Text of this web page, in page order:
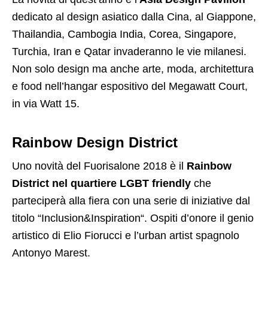
dedicato al design asiatico dalla Cina, al Giappone,
Thailandia, Cambogia India, Corea, Singapore,
Turchia, Iran e Qatar invaderanno le vie milanesi.
Non solo design ma anche arte, moda, architettura
e food nell’hangar espositivo del Megawatt Court,
in via Watt 15.
Rainbow Design District
Uno novità del Fuorisalone 2018 è il Rainbow
District nel quartiere LGBT friendly che
parteciperà alla fiera con una serie di iniziative dal
titolo “Inclusion&Inspiration“. Ospiti d’onore il genio
artistico di Elio Fiorucci e l’urban artist spagnolo
Antonyo Marest.